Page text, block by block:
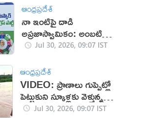
ఆంధ్రప్రదేశ్
నా ఇంటిపై దాడి
అప్రజాస్వామికం: అంబటి
రాంబాబు
Jul 30, 2026, 09:07 IST
ఆంధ్రప్రదేశ్
VIDEO: ప్రాణాలు గుప్పెట్లో
పెట్టుకుని స్కూళ్లకు వెళ్తున్న
చిన్నారులు
Jul 30, 2026, 09:07 IST